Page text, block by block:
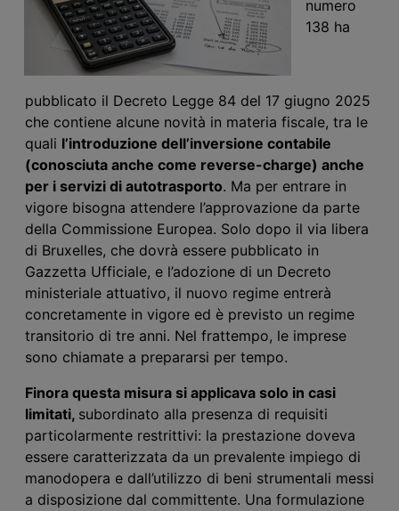
numero
138 ha
pubblicato il Decreto Legge 84 del 17 giugno 2025
che contiene alcune novità in materia fiscale, tra le
quali l’introduzione dell’inversione contabile
(conosciuta anche come reverse-charge) anche
per i servizi di autotrasporto. Ma per entrare in
vigore bisogna attendere l’approvazione da parte
della Commissione Europea. Solo dopo il via libera
di Bruxelles, che dovrà essere pubblicato in
Gazzetta Ufficiale, e l’adozione di un Decreto
ministeriale attuativo, il nuovo regime entrerà
concretamente in vigore ed è previsto un regime
transitorio di tre anni. Nel frattempo, le imprese
sono chiamate a prepararsi per tempo.
Finora questa misura si applicava solo in casi
limitati, subordinato alla presenza di requisiti
particolarmente restrittivi: la prestazione doveva
essere caratterizzata da un prevalente impiego di
manodopera e dall’utilizzo di beni strumentali messi
a disposizione dal committente. Una formulazione